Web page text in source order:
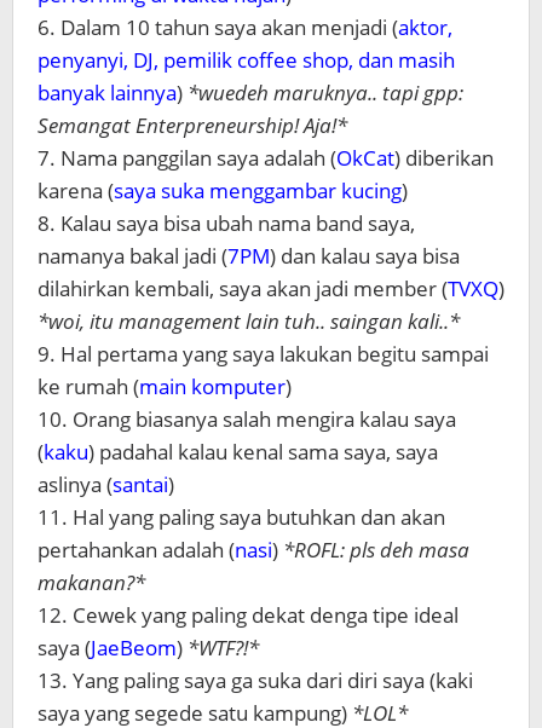
6. Dalam 10 tahun saya akan menjadi (aktor,
penyanyi, DJ, pemilik coffee shop, dan masih
banyak lainnya) *wuedeh maruknya.. tapi gpp:
Semangat Enterpreneurship! Aja!*
7. Nama panggilan saya adalah (OkCat) diberikan
karena (saya suka menggambar kucing)
8. Kalau saya bisa ubah nama band saya,
namanya bakal jadi (7PM) dan kalau saya bisa
dilahirkan kembali, saya akan jadi member (TVXQ)
*woi, itu management lain tuh.. saingan kali..*
9. Hal pertama yang saya lakukan begitu sampai
ke rumah (main komputer)
10. Orang biasanya salah mengira kalau saya
(kaku) padahal kalau kenal sama saya, saya
aslinya (santai)
11. Hal yang paling saya butuhkan dan akan
pertahankan adalah (nasi) *ROFL: pls deh masa
makanan?*
12. Cewek yang paling dekat denga tipe ideal
saya (JaeBeom) *WTF?!*
13. Yang paling saya ga suka dari diri saya (kaki
saya yang segede satu kampung) *LOL*